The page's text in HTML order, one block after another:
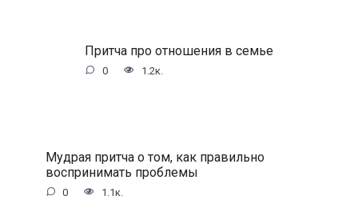
Притча про отношения в семье
0 1.2к.
Мудрая притча о том, как правильно
воспринимать проблемы
0 1.1к.